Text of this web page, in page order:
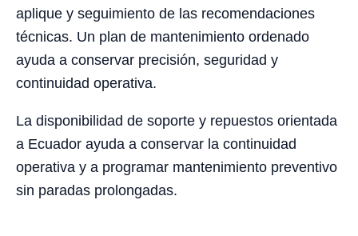
aplique y seguimiento de las recomendaciones
técnicas. Un plan de mantenimiento ordenado
ayuda a conservar precisión, seguridad y
continuidad operativa.
La disponibilidad de soporte y repuestos orientada
a Ecuador ayuda a conservar la continuidad
operativa y a programar mantenimiento preventivo
sin paradas prolongadas.